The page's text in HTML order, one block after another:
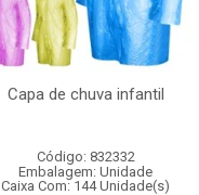
Capa de chuva infantil
Código: 832332
Embalagem: Unidade
Caixa Com: 144 Unidade(s)